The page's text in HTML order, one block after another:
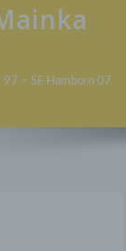
97 – SF Hamborn 07